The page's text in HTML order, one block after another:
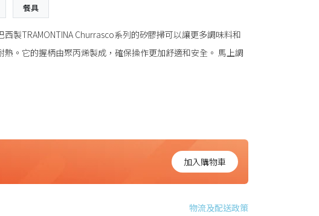
餐具
製TRAMONTINA Churrasco系列的矽膠掃可以讓更多調味料和
。它的握柄由聚丙烯製成，確保操作更加舒適和安全。 馬上調
加入購物車
物流及配送政策